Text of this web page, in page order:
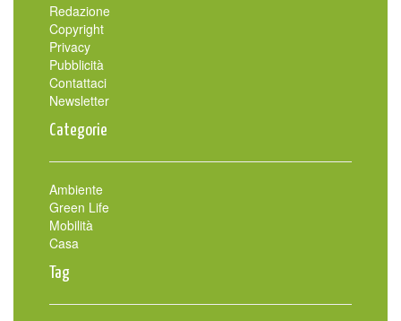
Redazione
Copyright
Privacy
Pubblicità
Contattaci
Newsletter
Categorie
Ambiente
Green Life
Mobilità
Casa
Tag